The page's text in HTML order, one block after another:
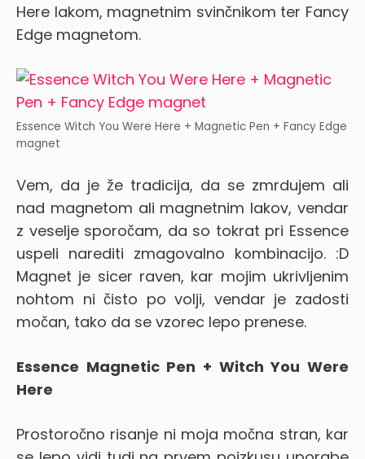
Here lakom, magnetnim svinčnikom ter Fancy
Edge magnetom.
Essence Witch You Were Here + Magnetic Pen + Fancy Edge
magnet
Vem, da je že tradicija, da se zmrdujem ali
nad magnetom ali magnetnim lakov, vendar
z veselje sporočam, da so tokrat pri Essence
uspeli narediti zmagovalno kombinacijo. :D
Magnet je sicer raven, kar mojim ukrivljenim
nohtom ni čisto po volji, vendar je zadosti
močan, tako da se vzorec lepo prenese.
Essence Magnetic Pen + Witch You Were
Here
Prostoročno risanje ni moja močna stran, kar